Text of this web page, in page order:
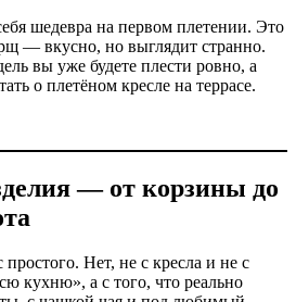
шедевра на первом плетении. Это
— вкусно, но выглядит странно.
вы уже будете плести ровно, а
о плетёном кресле на террасе.
— от корзины до
Нет, не с кресла и не с
кухню», а с того, что реально